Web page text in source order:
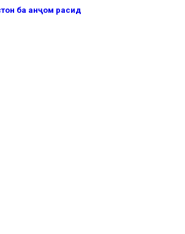
ба анҷом расид